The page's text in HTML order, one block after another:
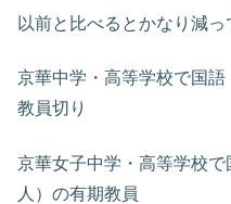
以前と比べるとかなり減っ
京華中学・高等学校で国
教員切り
京華女子中学・高等学校
人）の有期教員